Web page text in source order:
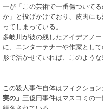
一が「この芸術で一番傷ついて
か」と投げかけており、皮肉に
ってしまっている。
多岐川が彼の残したアイデアノ
に、エンターテナーや作家とし
形で活かせていれば、このよう
この殺人事件自体はフィクショ
実の」 三億円事件はマスコミの